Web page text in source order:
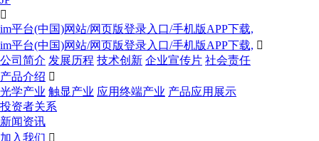

im平台(中国)网站/网页版登录入口/手机版APP下载,
im平台(中国)网站/网页版登录入口/手机版APP下载, 
公司简介 发展历程 技术创新 企业宣传片 社会责任
产品介绍 
光学产业 触显产业 应用终端产业 产品应用展示
投资者关系
新闻资讯
加入我们 